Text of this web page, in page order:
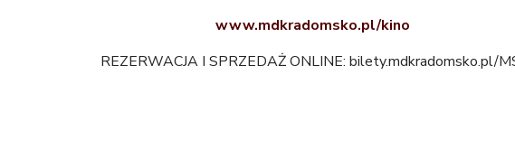
www.mdkradomsko.pl/kino
REZERWACJA I SPRZEDAŻ ONLINE: bilety.mdkradomsko.pl/